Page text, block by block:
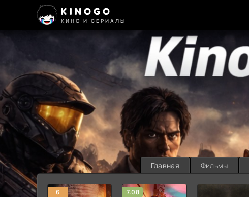
KINOGO
КИНО И СЕРИАЛЫ
Главная Фильмы
6 7.08